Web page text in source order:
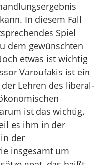
In diesem Fall
Spiel
dem gewünschten
etwas ist wichtig
Varoufakis ist ein
Lehren des liberal-
ist das wichtig.
es ihm in der
der
insgesamt um